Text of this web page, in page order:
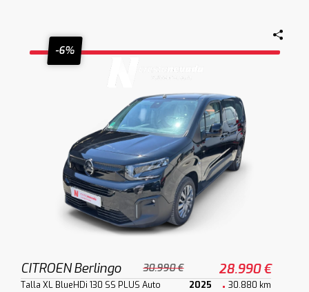
-6%
CITROEN Berlingo 30.990 € 28.990 €
Talla XL BlueHDi 130 SS PLUS Auto 2025 30.880 km